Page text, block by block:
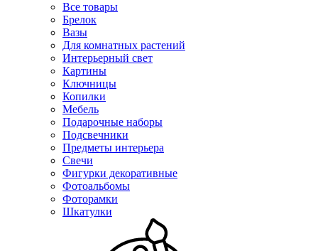
Все товары
Брелок
Вазы
Для комнатных растений
Интерьерный свет
Картины
Ключницы
Копилки
Мебель
Подарочные наборы
Подсвечники
Предметы интерьера
Свечи
Фигурки декоративные
Фотоальбомы
Фоторамки
Шкатулки